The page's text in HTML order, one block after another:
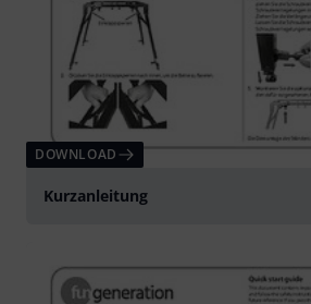
DOWNLOAD
Kurzanleitung